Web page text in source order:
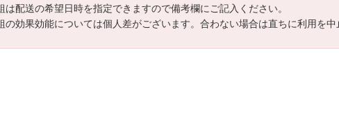
配送の希望日時を指定できますので備考欄にご記入ください。
効果効能については個人差がございます。合わない場合は直ちに利用を中